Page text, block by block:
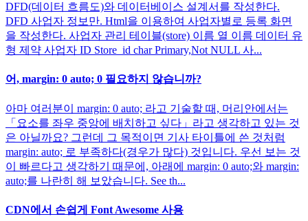
DFD(데이터 흐름도)와 데이터베이스 설계서를 작성한다.
DFD 사업자 정보만. Html을 이용하여 사업자별로 등록 화면
을 작성한다. 사업자 관리 테이블(store) 이름 열 이름 데이터 유
형 제약 사업자 ID Store_id char Primary,Not NULL 사...
어, margin: 0 auto; 0 필요하지 않습니까?
아마 여러분이 margin: 0 auto; 라고 기술할 때, 머리안에서는
「요소를 좌우 중앙에 배치하고 싶다」라고 생각하고 있는 것
은 아닐까요? 그런데 그 목적이면 기사 타이틀에 쓴 것처럼
margin: auto; 로 부족하다(경우가 많다) 것입니다. 우선 보는 것
이 빠르다고 생각하기 때문에, 아래에 margin: 0 auto;와 margin:
auto;를 나란히 해 보았습니다. See th...
CDN에서 손쉽게 Font Awesome 사용